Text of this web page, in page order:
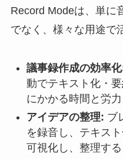
Record Modeは、単に
でなく、様々な用途で
議事録作成の効率
動でテキスト化・
にかかる時間と労
アイデアの整理: ブ
を録音し、テキス
可視化し、整理する